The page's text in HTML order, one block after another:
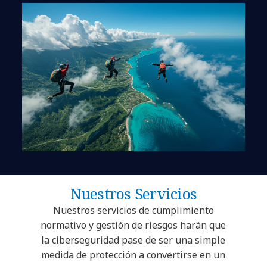
Nuestros Servicios
Nuestros servicios de cumplimiento
normativo y gestión de riesgos harán que
la ciberseguridad pase de ser una simple
medida de protección a convertirse en un